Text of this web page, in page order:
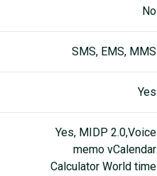
No
SMS, EMS, MMS
Yes
Yes, MIDP 2.0,Voice
memo vCalendar
Calculator World time